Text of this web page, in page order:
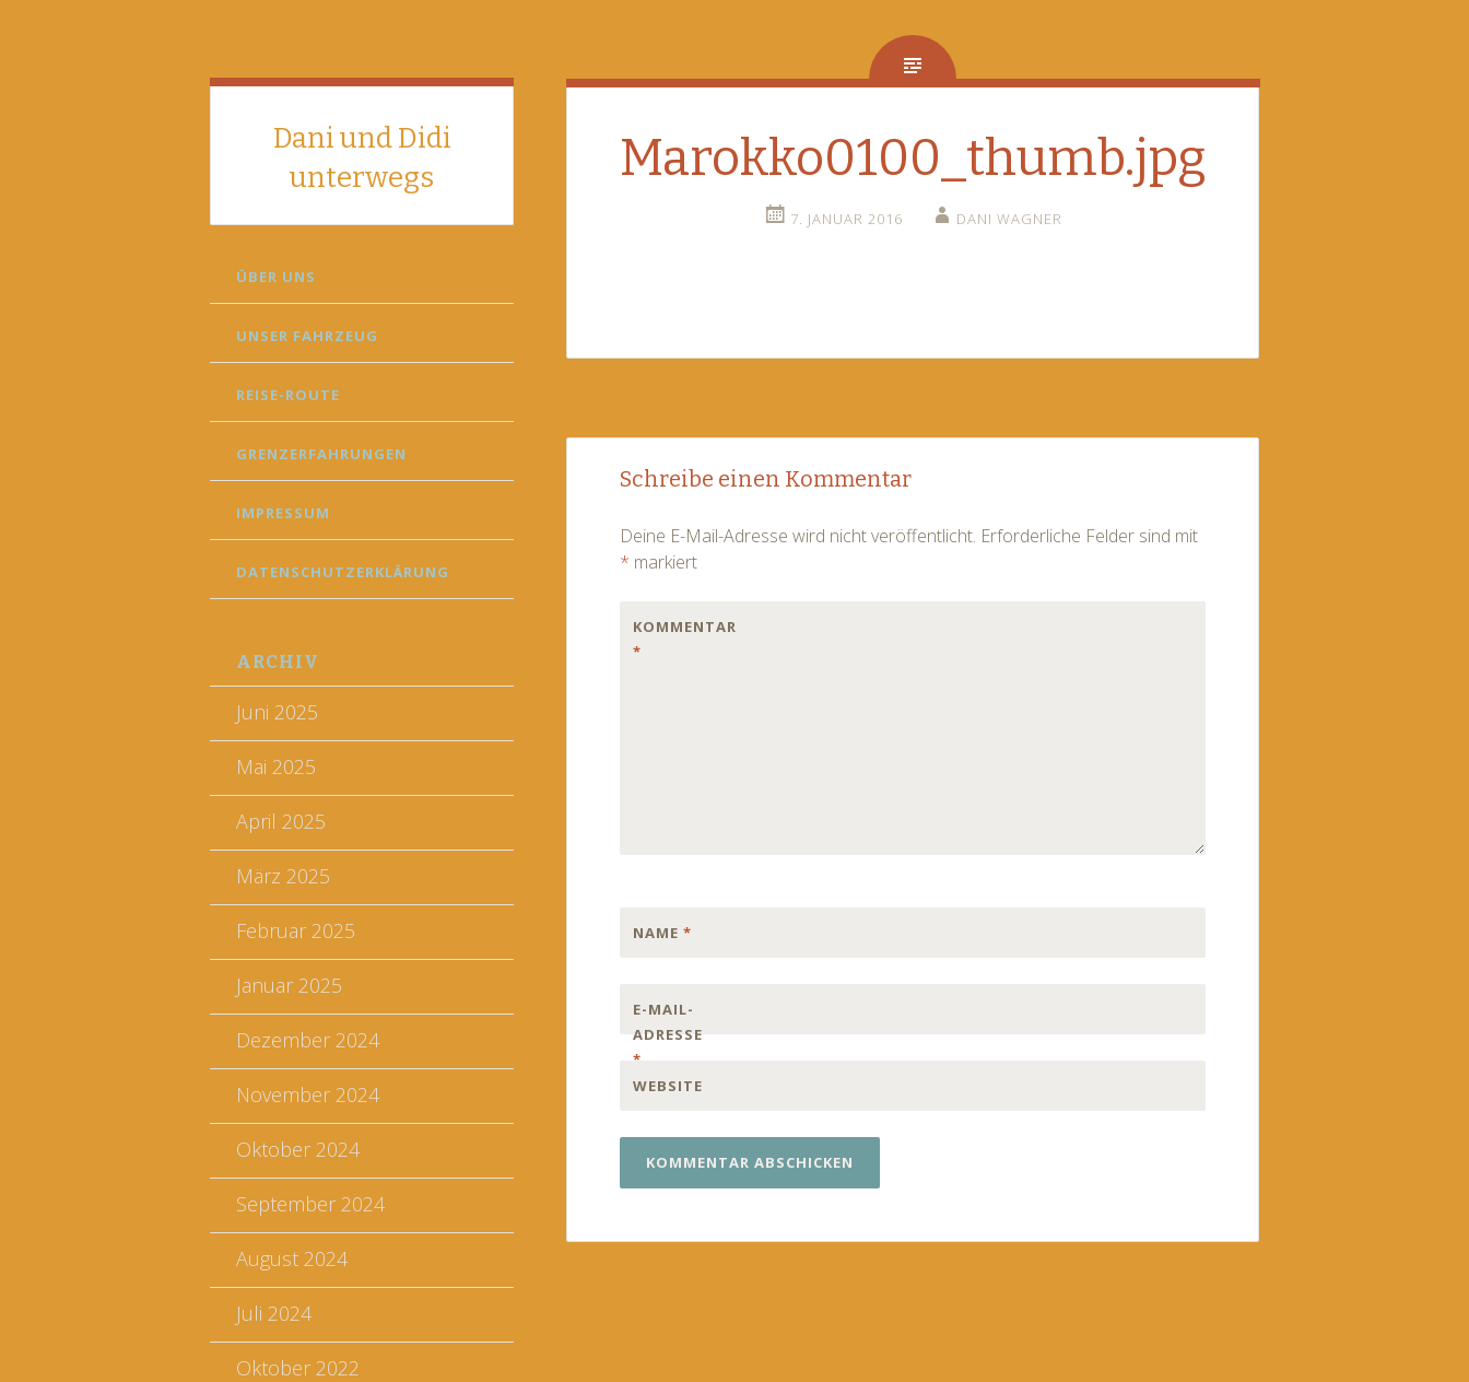
Dani und Didi
unterwegs
SKIP
TO
ÜBER UNS
UNSER FAHRZEUG
REISE-ROUTE
GRENZERFAHRUNGEN
IMPRESSUM
DATENSCHUTZERKLÄRUNG
ARCHIV
Juni 2025
Mai 2025
April 2025
März 2025
Februar 2025
Januar 2025
Dezember 2024
November 2024
Oktober 2024
September 2024
August 2024
Juli 2024
Oktober 2022
Marokko0100_thumb.jpg
7. JANUAR 2016 DANI WAGNER
Post
Schreibe einen Kommentar
Deine E-Mail-Adresse wird nicht veröffentlicht. Erforderliche Felder sind mit
* markiert
KOMMENTAR
*
NAME*
E-MAIL-
ADRESSE
*
WEBSITE